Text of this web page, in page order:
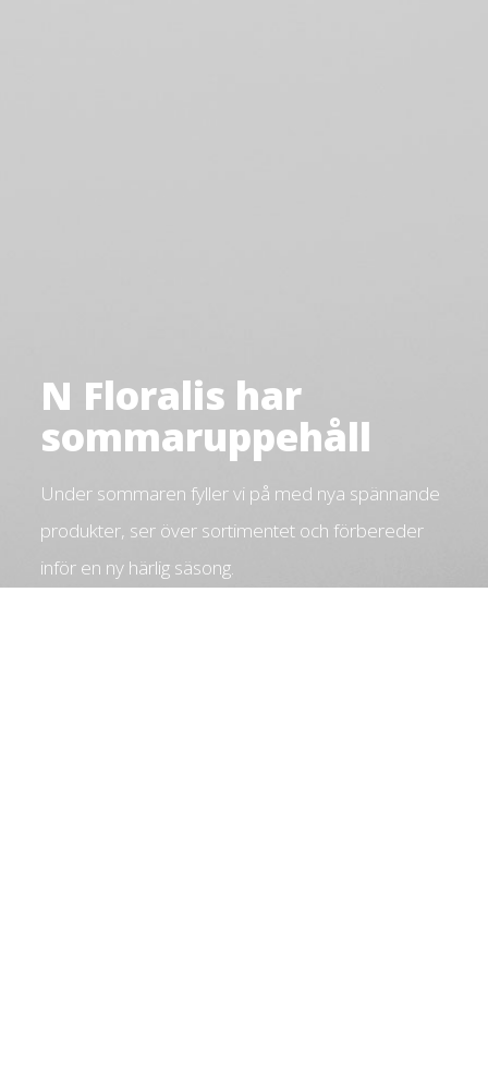
N Floralis har
sommaruppehåll
Under sommaren fyller vi på med nya spännande
produkter, ser över sortimentet och förbereder
inför en ny härlig säsong.